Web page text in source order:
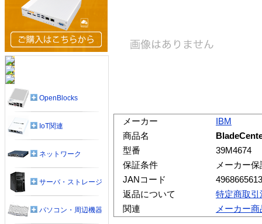
メーカー
IBM
商品名
型番
39M4674
保証条件
メーカー保
JANコード
返品について
特定商取
関連
メーカー
OpenBlocks
IoT関連
ネットワーク
サーバ・ストレージ
パソコン・周辺機器